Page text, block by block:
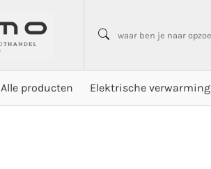
Alle producten Elektrische verwarming